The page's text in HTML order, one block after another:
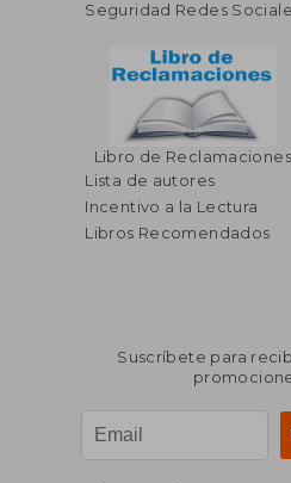
Seguridad Redes
Libro de Reclamaciones
Lista de autores
Incentivo a la Lectura
Libros Recomendados
Suscríbete para